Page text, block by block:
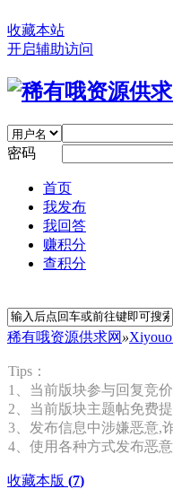
收藏本站
开启辅助访问
密码
首页
我发布
我回答
赚积分
查积分
稀有哦资源供求网 »
Tips：
1、当前版块参与回复竞
2、当前版块主题帖免费
3、发布信息中涉嫌恶意,
4、使用各种方式发布恶
收藏本版 (7)